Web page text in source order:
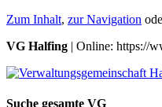
Zum Inhalt, zur Navigation
VG Halfing | Online: https://
Suche gesamte VG